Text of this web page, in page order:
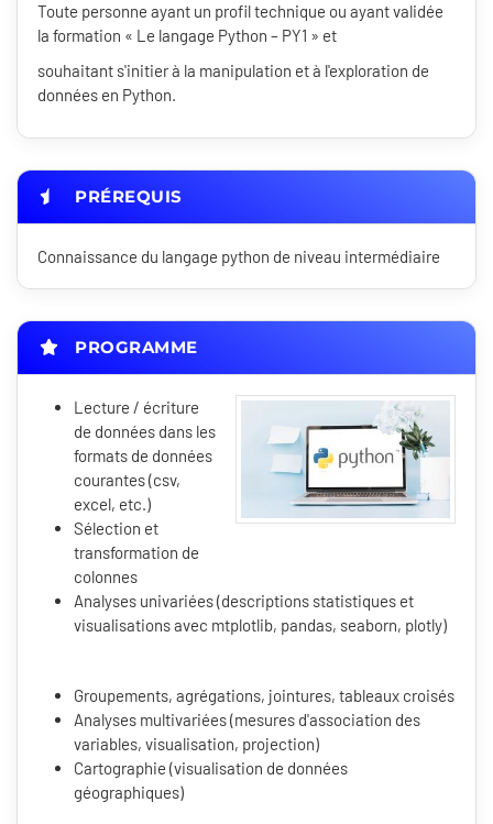
Toute personne ayant un profil technique ou ayant validée
la formation « Le langage Python – PY1 » et
souhaitant s'initier à la manipulation et à l'exploration de
données en Python.
PRÉREQUIS
Connaissance du langage python de niveau intermédiaire
PROGRAMME
Lecture / écriture
de données dans les
formats de données
courantes (csv,
excel, etc.)
Sélection et
transformation de
colonnes
Analyses univariées (descriptions statistiques et
visualisations avec mtplotlib, pandas, seaborn, plotly)
Groupements, agrégations, jointures, tableaux croisés
Analyses multivariées (mesures d'association des
variables, visualisation, projection)
Cartographie (visualisation de données
géographiques)